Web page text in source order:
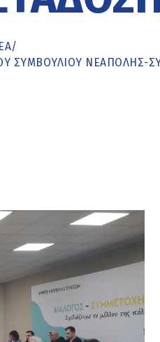
/
ΣΥΜΒΟΥΛΊΟΥ ΝΕΆΠΟΛΗΣ-